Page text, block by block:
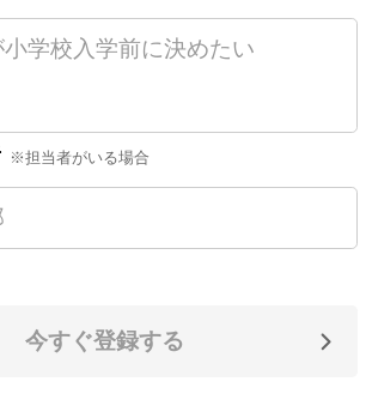
※担当者がいる場合
今すぐ登録する